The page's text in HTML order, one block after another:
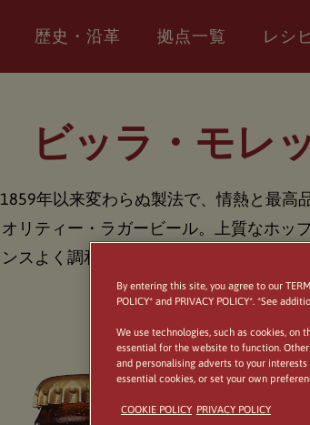
歴史・沿革 拠点一覧 レシ
ビッラ・モレ
1859年以来変わらぬ製法で、情熱と最高
オリティー・ラガービール。上質なホッ
ンスよく調和したラガービールで、適度
はパスタなど
By entering this site, you agree to our
POLICY* and PRIVACY POLICY*. *See
We use technologies, such as cookies, on
essential for the website to function.
and personalising adverts to your
essential cookies, or set your own
COOKIE POLICY PRIVACY POLICY